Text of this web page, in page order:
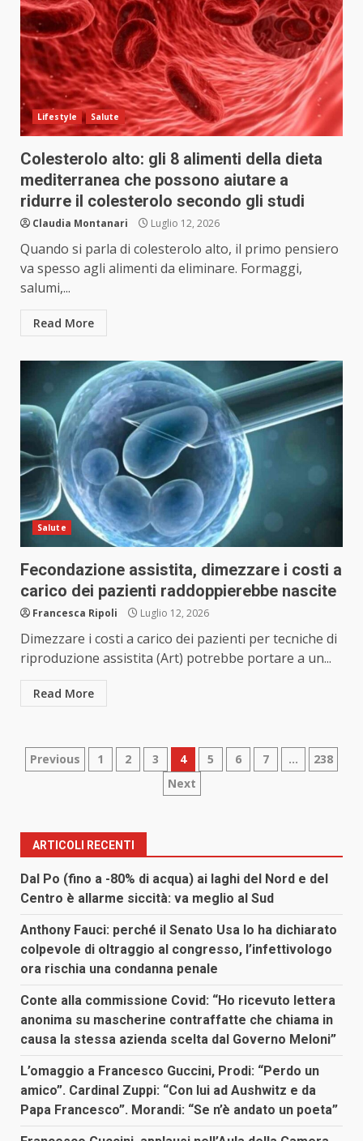
Lifestyle Salute
Colesterolo alto: gli 8 alimenti della dieta
mediterranea che possono aiutare a
ridurre il colesterolo secondo gli studi
Claudia Montanari Luglio 12, 2026
Quando si parla di colesterolo alto, il primo pensiero
va spesso agli alimenti da eliminare. Formaggi,
salumi,...
Read More
Salute
Fecondazione assistita, dimezzare i costi a
carico dei pazienti raddoppierebbe nascite
Francesca Ripoli Luglio 12, 2026
Dimezzare i costi a carico dei pazienti per tecniche di
riproduzione assistita (Art) potrebbe portare a un...
Read More
Paginazione
articoli
Previous 1 2 3 4 5 6 7 …
238
Next
ARTICOLI RECENTI
Dal Po (fino a -80% di acqua) ai laghi del Nord e del
Centro è allarme siccità: va meglio al Sud
Anthony Fauci: perché il Senato Usa lo ha dichiarato
colpevole di oltraggio al congresso, l’infettivologo
ora rischia una condanna penale
Conte alla commissione Covid: “Ho ricevuto lettera
anonima su mascherine contraffatte che chiama in
causa la stessa azienda scelta dal Governo Meloni”
L’omaggio a Francesco Guccini, Prodi: “Perdo un
amico”. Cardinal Zuppi: “Con lui ad Aushwitz e da
Papa Francesco”. Morandi: “Se n’è andato un poeta”